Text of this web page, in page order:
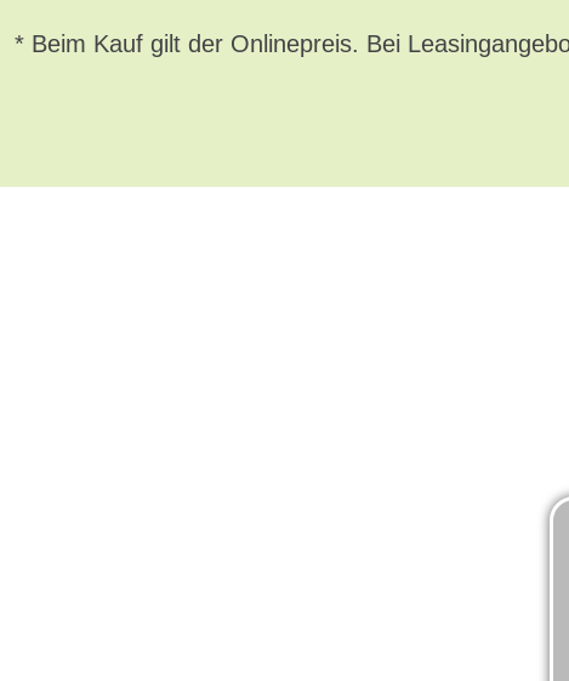
* Beim Kauf gilt der Onlinepreis. Bei